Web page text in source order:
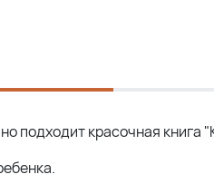
подходит красочная книга